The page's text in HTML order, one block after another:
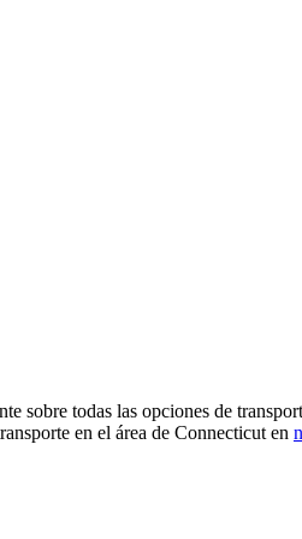
sobre todas las opciones de
en el área de Connecticut en